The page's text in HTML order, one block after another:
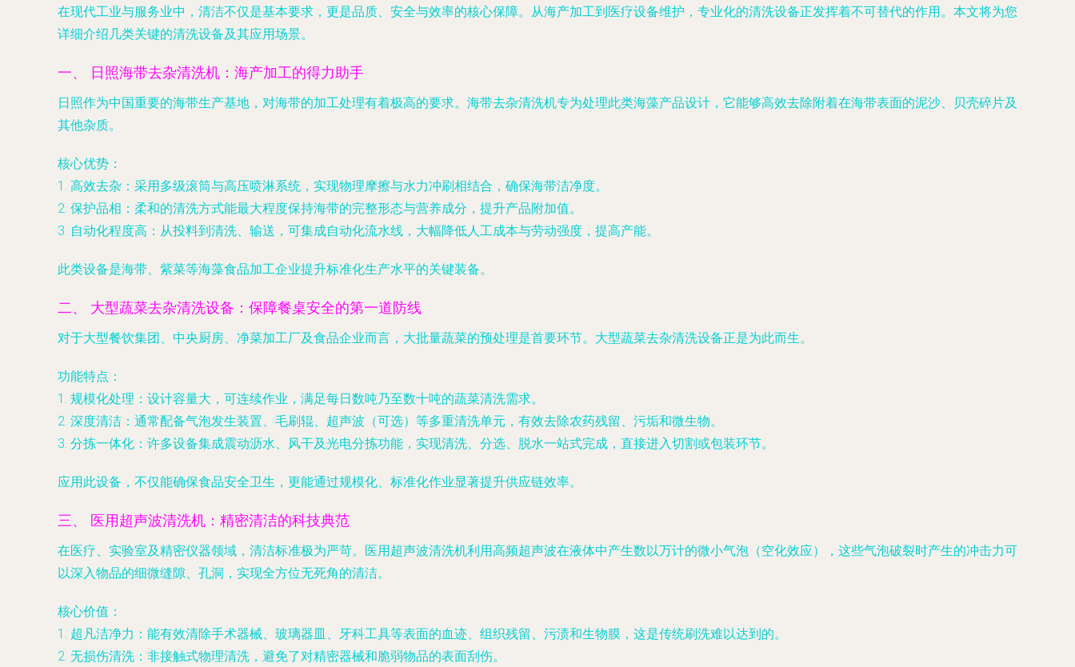
在现代工业与服务业中，清洁不仅是基本要求，更是品质、安全与效率的核心保障。从海产加工到医疗设备维护，专业化的清洗设备正发挥着不可替代的作用。本文将为您
详细介绍几类关键的清洗设备及其应用场景。
一、 日照海带去杂清洗机：海产加工的得力助手
日照作为中国重要的海带生产基地，对海带的加工处理有着极高的要求。海带去杂清洗机专为处理此类海藻产品设计，它能够高效去除附着在海带表面的泥沙、贝壳碎片及
其他杂质。
核心优势：
1. 高效去杂 ：采用多级滚筒与高压喷淋系统，实现物理摩擦与水力冲刷相结合，确保海带洁净度。
2. 保护品相 ：柔和的清洗方式能最大程度保持海带的完整形态与营养成分，提升产品附加值。
3. 自动化程度高 ：从投料到清洗、输送，可集成自动化流水线，大幅降低人工成本与劳动强度，提高产能。
此类设备是海带、紫菜等海藻食品加工企业提升标准化生产水平的关键装备。
二、 大型蔬菜去杂清洗设备：保障餐桌安全的第一道防线
对于大型餐饮集团、中央厨房、净菜加工厂及食品企业而言，大批量蔬菜的预处理是首要环节。大型蔬菜去杂清洗设备正是为此而生。
功能特点：
1. 规模化处理 ：设计容量大，可连续作业，满足每日数吨乃至数十吨的蔬菜清洗需求。
2. 深度清洁 ：通常配备气泡发生装置、毛刷辊、超声波（可选）等多重清洗单元，有效去除农药残留、污垢和微生物。
3. 分拣一体化 ：许多设备集成震动沥水、风干及光电分拣功能，实现清洗、分选、脱水一站式完成，直接进入切割或包装环节。
应用此设备，不仅能确保食品安全卫生，更能通过规模化、标准化作业显著提升供应链效率。
三、 医用超声波清洗机：精密清洁的科技典范
在医疗、实验室及精密仪器领域，清洁标准极为严苛。医用超声波清洗机利用高频超声波在液体中产生数以万计的微小气泡（空化效应），这些气泡破裂时产生的冲击力可
以深入物品的细微缝隙、孔洞，实现全方位无死角的清洁。
核心价值：
1. 超凡洁净力 ：能有效清除手术器械、玻璃器皿、牙科工具等表面的血迹、组织残留、污渍和生物膜，这是传统刷洗难以达到的。
2. 无损伤清洗 ：非接触式物理清洗，避免了对精密器械和脆弱物品的表面刮伤。